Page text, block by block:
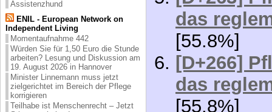
Assistenzhund
ENIL - European Network on
Independent Living
Momentaufnahme 442
Würden Sie für 1,50 Euro die Stunde
arbeiten? Lesung und Diskussion am
19. August 2026 in Hannover
Minister Linnemann muss jetzt
zielgerichtet im Bereich der Pflege
korrigieren
Teilhabe ist Menschenrecht – Jetzt
das
[55.8%]
[D+266]
das
[55.8%]